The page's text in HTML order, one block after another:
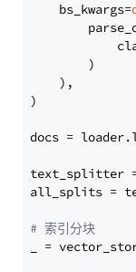
    bs_kwargs=
        )
    ),
)
docs =
text_splitter =
all_splits =
# 索引分块
_ =